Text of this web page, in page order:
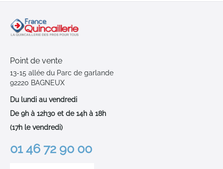
Point de vente
13-15 allée du Parc de garlande
92220 BAGNEUX
Du lundi au vendredi
De 9h à 12h30 et de 14h à 18h
(17h le vendredi)
01 46 72 90 00